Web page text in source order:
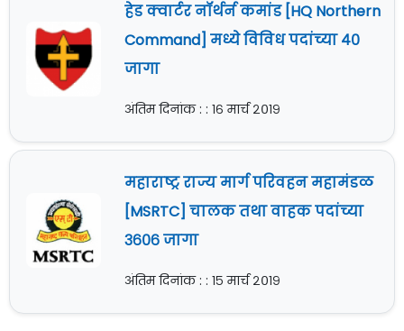
हेड क्वार्टर नॉर्थर्न कमांड [HQ Northern
Command] मध्ये विविध पदांच्या ४०
जागा
अंतिम दिनांक : : १६ मार्च २०१९
महाराष्ट्र राज्य मार्ग परिवहन महामंडळ
[MSRTC] चालक तथा वाहक पदांच्या
३६०६ जागा
अंतिम दिनांक : : १५ मार्च २०१९